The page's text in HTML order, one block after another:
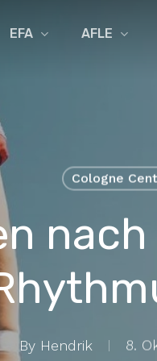
EFA AFLE
Cologne
By Hendrik 8.